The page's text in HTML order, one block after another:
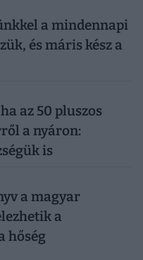
a mindennapi
és máris kész a
az 50 pluszos
a nyáron:
is
a magyar
a
hőség